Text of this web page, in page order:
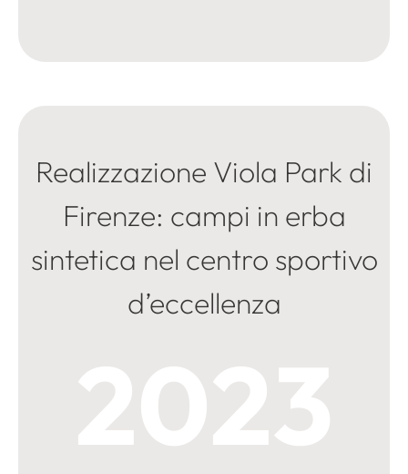
Realizzazione Viola Park di
Firenze: campi in erba
sintetica nel centro sportivo
d’eccellenza
2023